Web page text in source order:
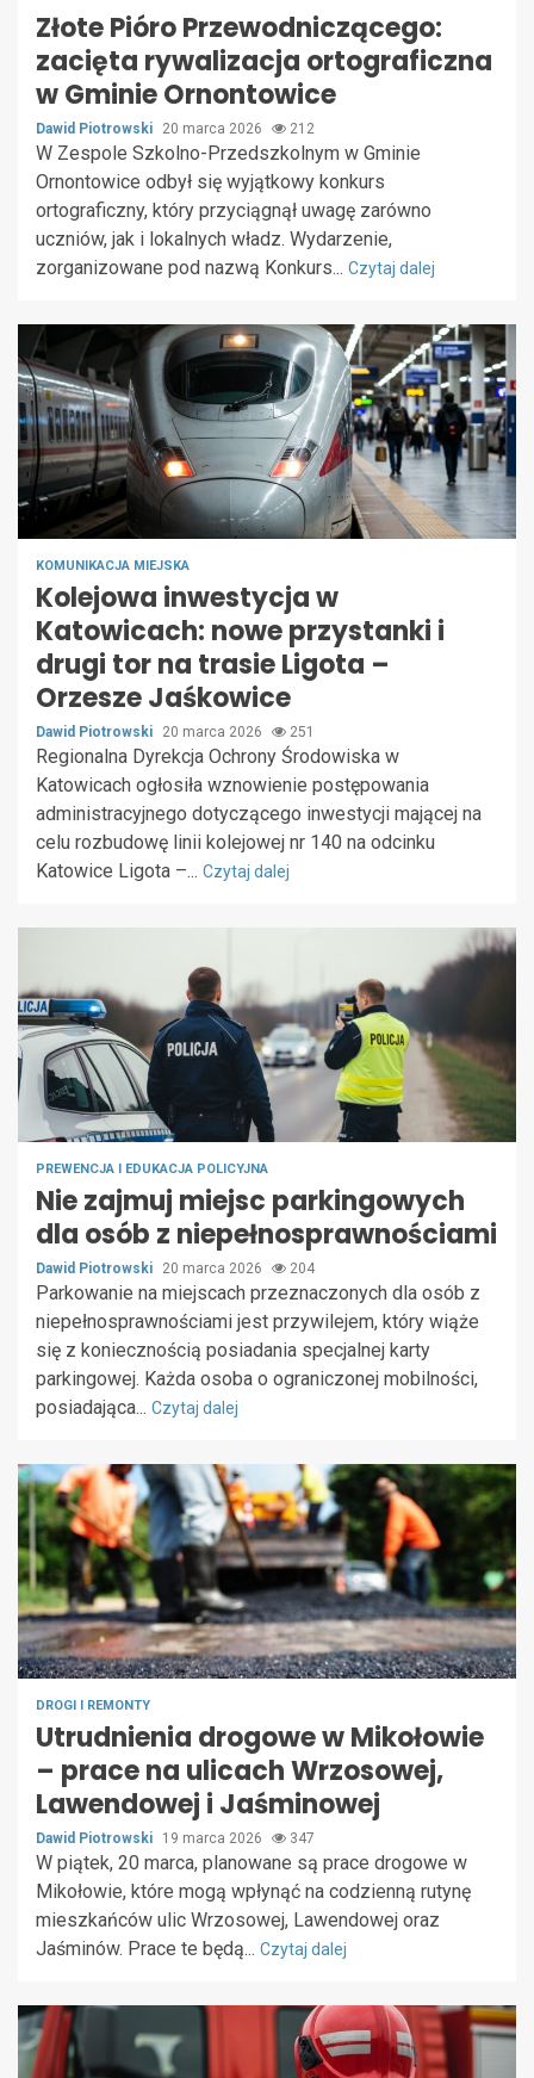
Złote Pióro Przewodniczącego:
zacięta rywalizacja ortograficzna
w Gminie Ornontowice
Dawid Piotrowski 20 marca 2026 212
W Zespole Szkolno-Przedszkolnym w Gminie
Ornontowice odbył się wyjątkowy konkurs
ortograficzny, który przyciągnął uwagę zarówno
uczniów, jak i lokalnych władz. Wydarzenie,
zorganizowane pod nazwą Konkurs... Czytaj dalej
KOMUNIKACJA MIEJSKA
Kolejowa inwestycja w
Katowicach: nowe przystanki i
drugi tor na trasie Ligota –
Orzesze Jaśkowice
Dawid Piotrowski 20 marca 2026 251
Regionalna Dyrekcja Ochrony Środowiska w
Katowicach ogłosiła wznowienie postępowania
administracyjnego dotyczącego inwestycji mającej na
celu rozbudowę linii kolejowej nr 140 na odcinku
Katowice Ligota –... Czytaj dalej
PREWENCJA I EDUKACJA POLICYJNA
Nie zajmuj miejsc parkingowych
dla osób z niepełnosprawnościami
Dawid Piotrowski 20 marca 2026 204
Parkowanie na miejscach przeznaczonych dla osób z
niepełnosprawnościami jest przywilejem, który wiąże
się z koniecznością posiadania specjalnej karty
parkingowej. Każda osoba o ograniczonej mobilności,
posiadająca... Czytaj dalej
DROGI I REMONTY
Utrudnienia drogowe w Mikołowie
– prace na ulicach Wrzosowej,
Lawendowej i Jaśminowej
Dawid Piotrowski 19 marca 2026 347
W piątek, 20 marca, planowane są prace drogowe w
Mikołowie, które mogą wpłynąć na codzienną rutynę
mieszkańców ulic Wrzosowej, Lawendowej oraz
Jaśminów. Prace te będą... Czytaj dalej